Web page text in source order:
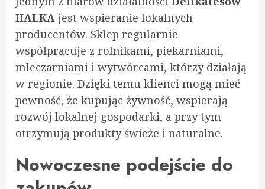
HALKA jest wspieranie lokalnych
producentów. Sklep regularnie
współpracuje z rolnikami, piekarniami,
mleczarniami i wytwórcami, którzy działają
w regionie. Dzięki temu klienci mogą mieć
pewność, że kupując żywność, wspierają
rozwój lokalnej gospodarki, a przy tym
otrzymują produkty świeże i naturalne.
Nowoczesne podejście do